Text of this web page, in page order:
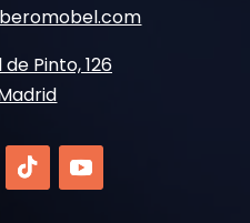
Pinto, 126